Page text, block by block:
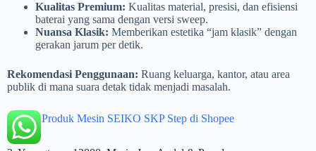
Kualitas Premium: Kualitas material, presisi, dan efisiensi
baterai yang sama dengan versi sweep.
Nuansa Klasik: Memberikan estetika “jam klasik” dengan
gerakan jarum per detik.
Rekomendasi Penggunaan: Ruang keluarga, kantor, atau area
publik di mana suara detak tidak menjadi masalah.
➡️Cek Produk Mesin SEIKO SKP Step di Shopee